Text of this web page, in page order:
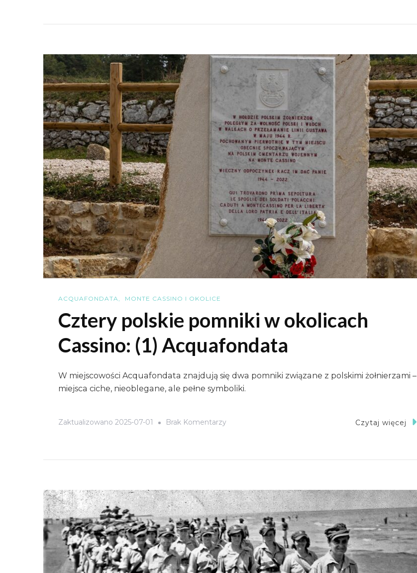
Się
Po
Brzegi…”
ACQUAFONDATA MONTE CASSINO I OKOLICE
Cztery polskie pomniki w okolicach
Cassino: (1) Acquafondata
W miejscowości Acquafondata znajdują się dwa pomniki związane z polskimi żołnierzami –
miejsca ciche, nieoblegane, ale pełne symboliki.
Zaktualizowano 2025-07-01 Brak KomentarzyDo
Okolicach
Cassino:
(1)
Acquafondata
Czytaj więcej